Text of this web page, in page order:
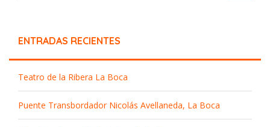
ENTRADAS RECIENTES
Teatro de la Ribera La Boca
Puente Transbordador Nicolás Avellaneda, La Boca